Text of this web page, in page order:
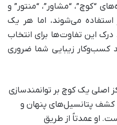
“کوچ”، “مشاور”، “منتور” و
می‌شوند، اما هر یک
این تفاوت‌ها برای انتخاب
کسب‌وکار زیبایی شما ضروری
اصلی یک کوچ بر توانمندسازی
کشف پتانسیل‌های پنهان و
او عمدتاً از طریق